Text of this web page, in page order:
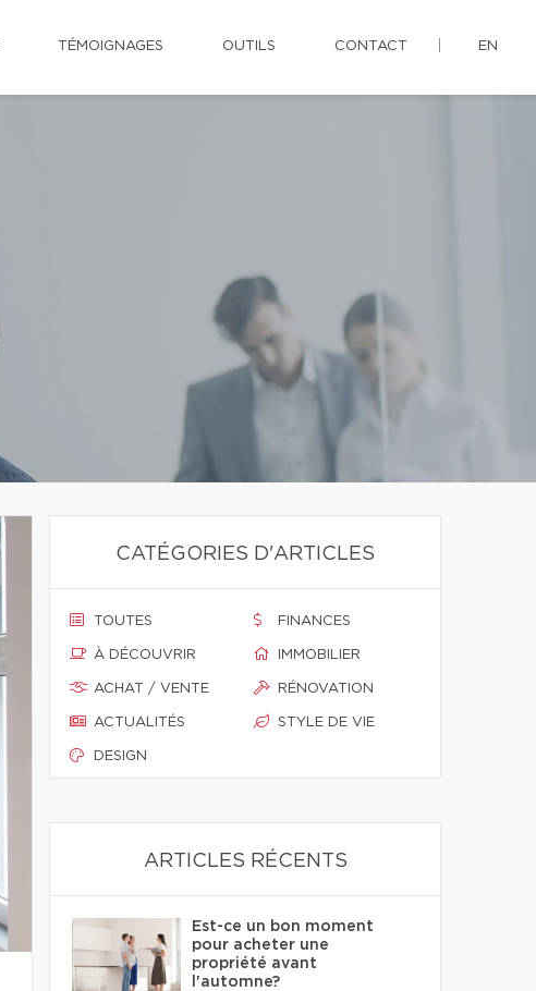
TÉMOIGNAGES OUTILS CONTACT EN
CATÉGORIES D'ARTICLES
TOUTES
À DÉCOUVRIR
ACHAT / VENTE
ACTUALITÉS
DESIGN
FINANCES
IMMOBILIER
RÉNOVATION
STYLE DE VIE
ARTICLES RÉCENTS
Est-ce un bon moment
pour acheter une
propriété avant
l'automne?